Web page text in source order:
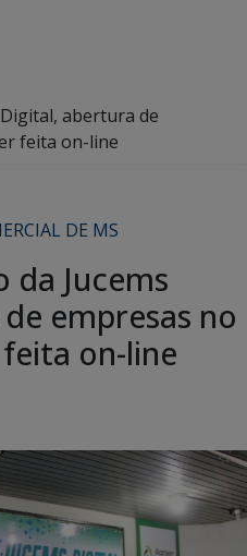
abertura de
feita on-line
DE MS
da Jucems
empresas no
on-line